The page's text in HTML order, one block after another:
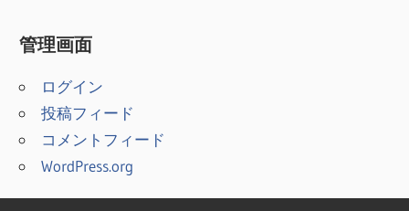
管理画面
ログイン
投稿フィード
コメントフィード
WordPress.org